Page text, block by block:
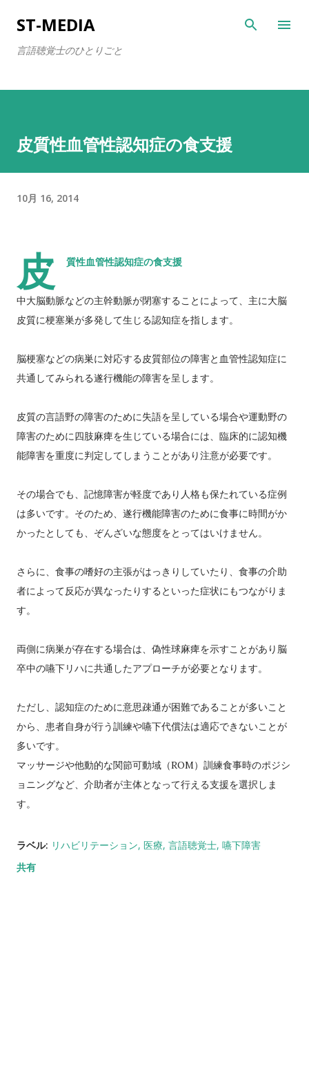
スキップしてメイン コンテンツに移動
ST-MEDIA
言語聴覚士のひとりごと
皮質性血管性認知症の食支援
10月 16, 2014
皮 質性血管性認知症の食支援
中大脳動脈などの主幹動脈が閉塞することによって、主に大脳
皮質に梗塞巣が多発して生じる認知症を指します。
脳梗塞などの病巣に対応する皮質部位の障害と血管性認知症に
共通してみられる遂行機能の障害を呈します。
皮質の言語野の障害のために失語を呈している場合や運動野の
障害のために四肢麻痺を生じている場合には、臨床的に認知機
能障害を重度に判定してしまうことがあり注意が必要です。
その場合でも、記憶障害が軽度であり人格も保たれている症例
は多いです。そのため、遂行機能障害のために食事に時間がか
かったとしても、ぞんざいな態度をとってはいけません。
さらに、食事の嗜好の主張がはっきりしていたり、食事の介助
者によって反応が異なったりするといった症状にもつながりま
す。
両側に病巣が存在する場合は、偽性球麻痺を示すことがあり脳
卒中の嚥下リハに共通したアプローチが必要となります。
ただし、認知症のために意思疎通が困難であることが多いこと
から、患者自身が行う訓練や嚥下代償法は適応できないことが
多いです。
マッサージや他動的な関節可動域（ROM）訓練食事時のポジシ
ョニングなど、介助者が主体となって行える支援を選択しま
す。
ラベル: リハビリテーション 医療 言語聴覚士 嚥下障害
共有